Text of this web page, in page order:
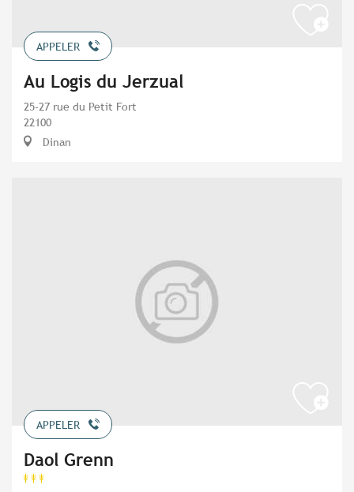
APPELER
Au Logis du Jerzual
25-27 rue du Petit Fort
22100
Dinan
APPELER
Daol Grenn